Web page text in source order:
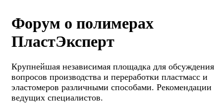
Форум о полимерах
ПластЭксперт
Крупнейшая независимая площадка для обсуждения
вопросов производства и переработки пластмасс и
эластомеров различными способами. Рекомендации
ведущих специалистов.